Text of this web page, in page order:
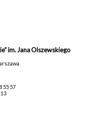
im. Jana Olszewskiego
55 57